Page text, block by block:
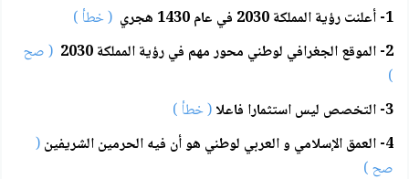
1- أعلنت رؤية المملكة 2030 في عام 1430 هجري
( خطأ )
2- الموقع الجغرافي لوطني محور مهم في رؤية المملكة 2030
( صح
)
3- التخصص ليس استثمارا فاعلا
( خطأ )
4- العمق الإسلامي و العربي لوطني هو أن فيه الحرمين الشريفين
(
صح )